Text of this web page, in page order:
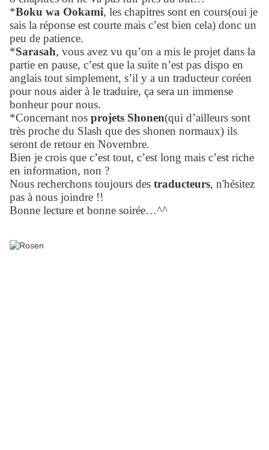
*Boku wa Ookami, les chapitres sont en cours(oui je
sais la réponse est courte mais c’est bien cela) donc un
peu de patience.
*Sarasah, vous avez vu qu’on a mis le projet dans la
partie en pause, c’est que la suite n’est pas dispo en
anglais tout simplement, s’il y a un traducteur coréen
pour nous aider à le traduire, ça sera un immense
bonheur pour nous.
*Concernant nos projets Shonen(qui d’ailleurs sont
très proche du Slash que des shonen normaux) ils
seront de retour en Novembre.
Bien je crois que c’est tout, c’est long mais c’est riche
en information, non ?
Nous recherchons toujours des traducteurs, n'hésitez
pas à nous joindre !!
Bonne lecture et bonne soirée…^^